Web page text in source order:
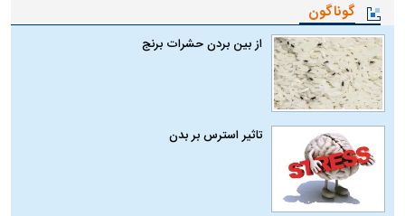
گوناگون
از بین بردن حشرات برنج
تاثیر استرس بر بدن